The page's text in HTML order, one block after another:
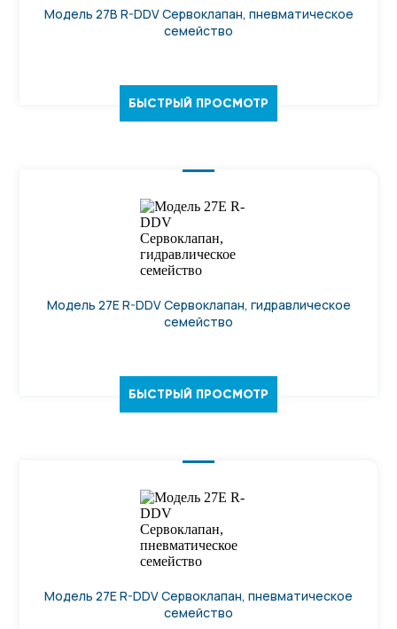
Модель 27B R-DDV Сервоклапан, пневматическое
семейство
БЫСТРЫЙ ПРОСМОТР
Модель 27E R-DDV Сервоклапан, гидравлическое
семейство
БЫСТРЫЙ ПРОСМОТР
Модель 27E R-DDV Сервоклапан, пневматическое
семейство